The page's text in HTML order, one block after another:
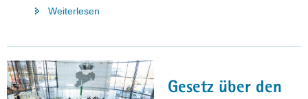
Weiterlesen
die
sächsische
Gesetz über den